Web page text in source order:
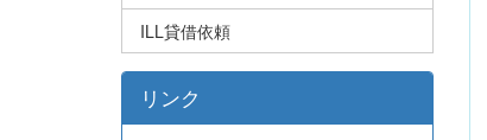
ILL貸借依頼
リンク